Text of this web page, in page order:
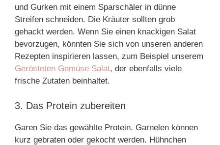
und Gurken mit einem Sparschäler in dünne
Streifen schneiden. Die Kräuter sollten grob
gehackt werden. Wenn Sie einen knackigen Salat
bevorzugen, könnten Sie sich von unseren anderen
Rezepten inspirieren lassen, zum Beispiel unserem
Gerösteten Gemüse Salat, der ebenfalls viele
frische Zutaten beinhaltet.
3. Das Protein zubereiten
Garen Sie das gewählte Protein. Garnelen können
kurz gebraten oder gekocht werden. Hühnchen